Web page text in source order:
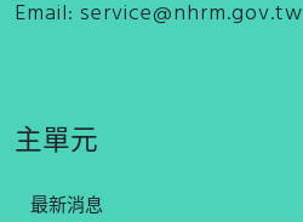
Email: service@nhrm.gov.tw
主單元
最新消息